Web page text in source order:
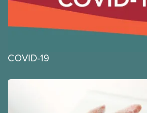
orientations générales et de bonnes
les membres du SCFP peuvent
pendant cette pandémie de COVID-19.
COVID-19